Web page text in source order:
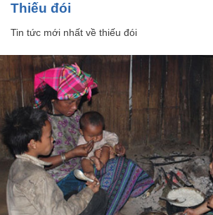
thiếu đói
Tin tức mới nhất về thiếu đói